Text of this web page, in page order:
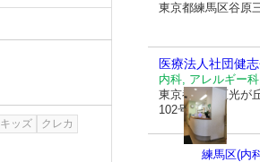
キッズ
クレカ
東京都練馬区谷原
医療法人社団健
内科, アレルギー
東京都練馬区光が
102号
練馬区(内